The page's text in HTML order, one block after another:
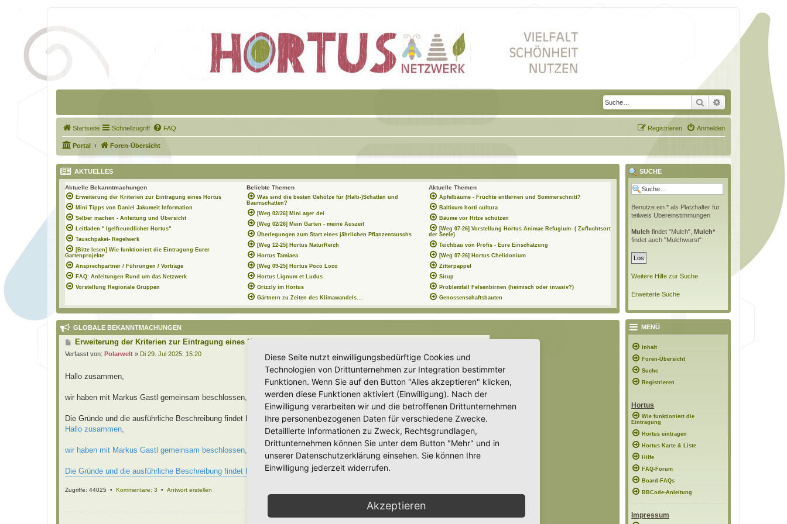
Suche Erweiterte Suche
Startseite Schnellzugriff FAQ Anmelden
Registrieren
Portal Foren-Übersicht
AKTUELLES
Aktuelle Bekanntmachungen Beliebte Themen Aktuelle Themen
Erweiterung der Kriterien zur Eintragung eines Hortus
Mini Tipps von Daniel Jakumeit Information
Selber machen - Anleitung und Übersicht
Leitfaden " Igelfreundlicher Hortus"
Tauschpaket- Regelwerk
[Bitte lesen] Wie funktioniert die Eintragung Eurer
Gartenprojekte
Ansprechpartner / Führungen / Vorträge
FAQ: Anleitungen Rund um das Netzwerk
Vorstellung Regionale Gruppen
Was sind die besten Gehölze für (Halb-)Schatten und
Baumschatten?
[Weg 02/26] Mini ager dei
[Weg 02/26] Mein Garten - meine Auszeit
Überlegungen zum Start eines jährlichen Pflanzentauschs
[Weg 12-25] Hortus NaturReich
Hortus Tamiaea
[Weg 09-25] Hortus Poco Loco
Hortus Lignum et Ludus
Grizzly im Hortus
Gärtnern zu Zeiten des Klimawandels....
Apfelbäume - Früchte entfernen und Sommerschnitt?
Balticum horti cultura
Bäume vor Hitze schützen
[Weg 07-26] Vorstellung Hortus Animae Refugium- ( Zufluchtsort
der Seele)
Teichbau von Profis - Eure Einschätzung
[Weg 07-26] Hortus Chelidonium
Zitterpappel
Sirup
Problemfall Felsenbirnen (heimisch oder invasiv?)
Genossenschaftsbauten
GLOBALE BEKANNTMACHUNGEN
B
e
i
r
Erweiterung der Kriterien zur Eintragung eines Hortus
Verfasst von: Polarwelt » Di 29. Jul 2025, 15:20 Forum: Ankündigungen & Fragen zum Forum
Hallo zusammen,
wir haben mit Markus Gastl gemeinsam beschlossen, die Eintragung eines Hortus genauer zu definieren.
Die Gründe und die ausführliche Beschreibung findet Ihr in unserem Beitrag
Hallo zusammen,
wir haben mit Markus Gastl gemeinsam beschlossen, die Eintragung eines Hortus genauer zu definieren.
Die Gründe und die ausführliche Beschreibung findet Ihr in unserem Beitrag
Zugriffe: 44025 • Kommentare: 3 • Antwort erstellen
c
SUCHE
Benutze ein * als Platzhalter für
teilweis Übereinstimmungen
Mulch findet "Mulch", Mulch*
findet auch "Mulchwurst"
Weitere Hilfe zur Suche
Erweiterte Suche
MENÜ
Inhalt
Foren-Übersicht
Suche
Registrieren
Hortus
Wie funktioniert die
Eintragung
Hortus eintragen
Hortus Karte & Liste
Hilfe
FAQ-Forum
Board-FAQs
BBCode-Anleitung
Impressum
Diese Seite nutzt einwilligungsbedürftige Cookies und
Technologien von Drittunternehmen zur Integration bestimmter
Funktionen. Wenn Sie auf den Button "Alles akzeptieren" klicken,
werden diese Funktionen aktiviert (Einwilligung). Nach der
Einwilligung verarbeiten wir und die betroffenen Drittunternehmen
Ihre personenbezogenen Daten für verschiedene Zwecke.
Detaillierte Informationen zu Zweck, Rechtsgrundlagen,
Drittunternehmen können Sie unter dem Button "Mehr" und in
unserer Datenschutzerklärung einsehen. Sie können Ihre
Einwilligung jederzeit widerrufen.
Akzeptieren